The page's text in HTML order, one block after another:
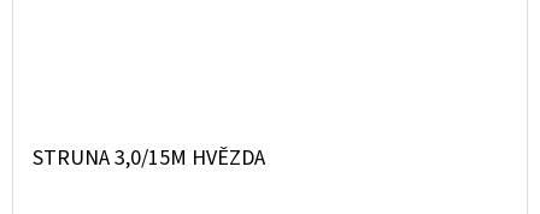
STRUNA 3,0/15M HVĚZDA